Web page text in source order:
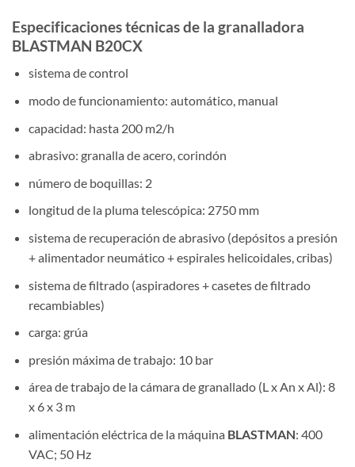
Especificaciones técnicas de la granalladora
BLASTMAN B20CX
sistema de control
modo de funcionamiento: automático, manual
capacidad: hasta 200 m2/h
abrasivo: granalla de acero, corindón
número de boquillas: 2
longitud de la pluma telescópica: 2750 mm
sistema de recuperación de abrasivo (depósitos a presión
+ alimentador neumático + espirales helicoidales, cribas)
sistema de filtrado (aspiradores + casetes de filtrado
recambiables)
carga: grúa
presión máxima de trabajo: 10 bar
área de trabajo de la cámara de granallado (L x An x Al): 8
x 6 x 3 m
alimentación eléctrica de la máquina BLASTMAN: 400
VAC; 50 Hz